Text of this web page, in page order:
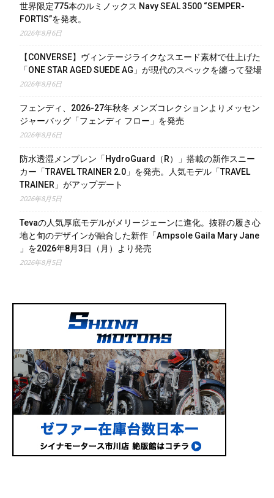
世界限定775本のルミノックス Navy SEAL 3500 “SEMPER-
FORTIS”を発表。
2026年8月6日
【CONVERSE】ヴィンテージライクなスエード素材で仕上げた
「ONE STAR AGED SUEDE AG」が現代のスペックを纏って登場
2026年8月6日
フェンディ、2026-27年秋冬 メンズコレクションよりメッセン
ジャーバッグ「フェンディ フロー」を発売
2026年8月6日
防水透湿メンブレン「HydroGuard（R）」搭載の新作スニー
カー「TRAVEL TRAINER 2.0」を発売。人気モデル「TRAVEL
TRAINER」がアップデート
2026年8月5日
Tevaの人気厚底モデルがメリージェーンに進化。抜群の履き心
地と旬のデザインが融合した新作「Ampsole Gaila Mary Jane
」を2026年8月3日（月）より発売
2026年8月5日